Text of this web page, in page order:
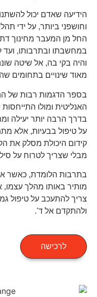
הידיעה שאדם יכול
וחושפני ביותר, על ידי
החל מן המעבר מחינוך
במחשבתו ובתרבותו, ועד
והיה בקי בה, אל שיטה
מאוד שינויים בתחומים
בספר הדגמות רבות של
האנליטית ומולו
בדרך הרבה יותר יעילה
על טיפול בבעיות, אלא
קידום היכולת מסלק את
מבלי שצריך לטרוח על
בתרבות הלומדת, כאשר
מותיר באותו מהלך
צריך להתעכב על טיפול
ולהתקדם אל ד'.
לרכישה